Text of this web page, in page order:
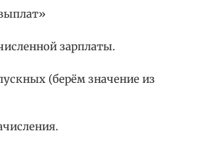
зарплаты.
(берём значение из